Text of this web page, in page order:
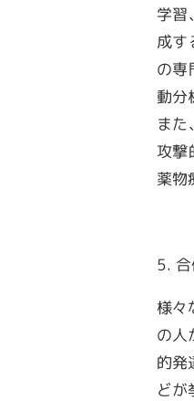
学習
成す
の専
動分
また
攻撃
薬物
5.
様々
の人
的発
どが